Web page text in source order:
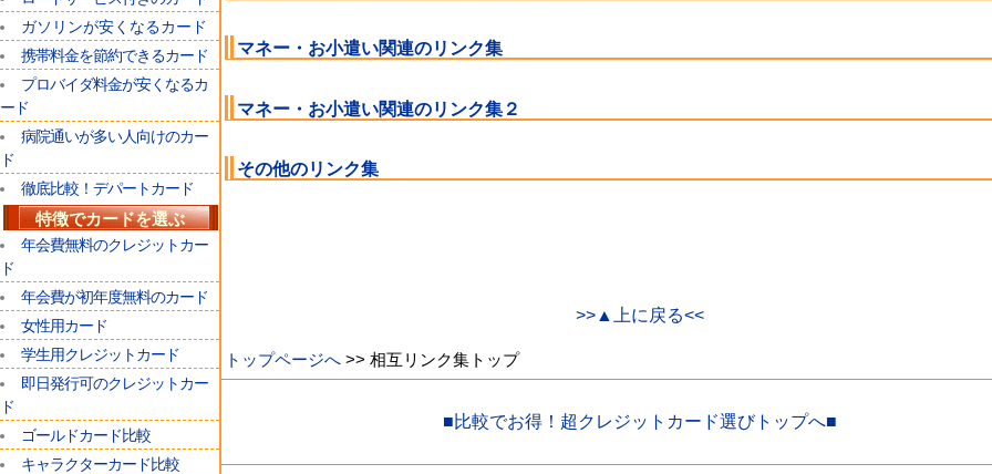
マネー・お小遣い関連のリンク集
マネー・お小遣い関連のリンク集２
その他のリンク集
>>▲上に戻る<<
トップページへ >> 相互リンク集トップ
■比較でお得！超クレジットカード選びトップへ■
ガソリンが安くなるカード
携帯料金を節約できるカード
プロバイダ料金が安くなるカ
ード
病院通いが多い人向けのカー
ド
徹底比較！デパートカード
特徴でカードを選ぶ
年会費無料のクレジットカー
ド
年会費が初年度無料のカード
女性用カード
学生用クレジットカード
即日発行可のクレジットカー
ド
ゴールドカード比較
キャラクターカード比較